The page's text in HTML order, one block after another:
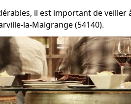
il est important de
la-Malgrange (54140).